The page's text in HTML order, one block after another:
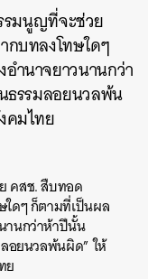
รมนูญที่จะช่วย
บทลงโทษใดๆ
ำนาจยาวนานกว่า
ธรรมลอยนวลพ้น
คมไทย
คสช. สืบทอด
ดๆ ก็ตามที่เป็นผล
านกว่าห้าปีนั้น
อยนวลพ้นผิด” ให้
ย